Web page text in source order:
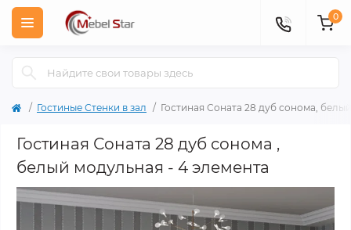
0
Гостиные Стенки в зал Гостиная Соната 28 дуб сонома, белый
Гостиная Соната 28 дуб сонома ,
белый модульная - 4 элемента